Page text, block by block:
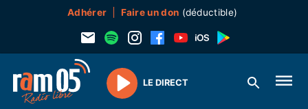
Adhérer Faire un don (déductible)
Play
LE DIRECT